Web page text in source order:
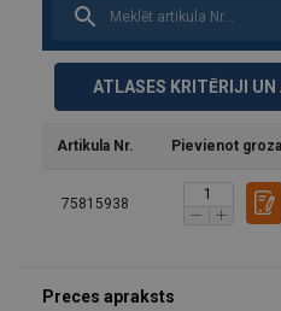
ATLASES KRITĒRIJI
Artikula Nr. Pievienot
75815938